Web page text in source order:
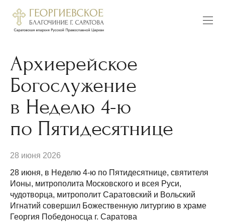
Архиерейское
Богослужение
в Неделю 4-ю
по Пятидесятнице
28 июня 2026
28 июня, в Неделю 4-ю по Пятидесятнице, святителя
Ионы, митрополита Московского и всея Руси,
чудотворца, митрополит Саратовский и Вольский
Игнатий совершил Божественную литургию в храме
Георгия Победоносца г. Саратова